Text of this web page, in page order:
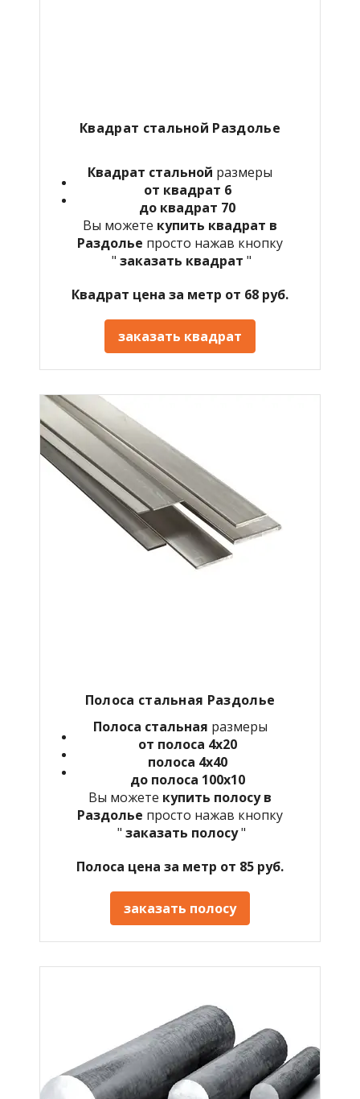
Квадрат стальной Раздолье
Квадрат стальной размеры
от квадрат 6
до квадрат 70
Вы можете купить квадрат в
Раздолье просто нажав кнопку
" заказать квадрат "
Квадрат цена за метр от 68 руб.
заказать квадрат
Полоса стальная Раздолье
Полоса стальная размеры
от полоса 4х20
полоса 4х40
до полоса 100х10
Вы можете купить полосу в
Раздолье просто нажав кнопку
" заказать полосу"
Полоса цена за метр от 85 руб.
заказать полосу